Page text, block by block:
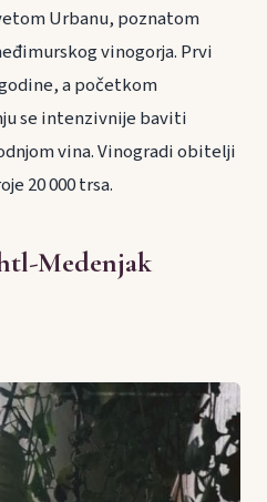
Urbanu, poznatom
vinogorja. Prvi
a početkom
se intenzivnije baviti
vina. Vinogradi obitelji
20 000 trsa.
Medenjak